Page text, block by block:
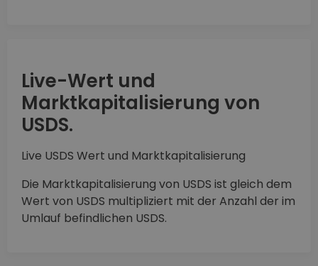
Live-Wert und
Marktkapitalisierung von
USDS.
Live USDS Wert und Marktkapitalisierung
Die Marktkapitalisierung von USDS ist gleich dem
Wert von USDS multipliziert mit der Anzahl der im
Umlauf befindlichen USDS.